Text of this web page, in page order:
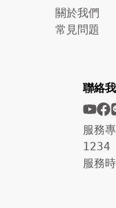
關於我們
常見問題
聯絡
服務
1234
服務